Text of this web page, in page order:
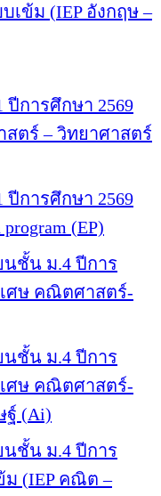
เข้ม (IEP อังกฤษ –
การศึกษา 2569
ตร์ – วิทยาศาสตร์
การศึกษา 2569
(EP)
นชั้น ม.4 ปีการ
เศษ คณิตศาสตร์-
นชั้น ม.4 ปีการ
เศษ คณิตศาสตร์-
(Ai)
นชั้น ม.4 ปีการ
ม (IEP คณิต –